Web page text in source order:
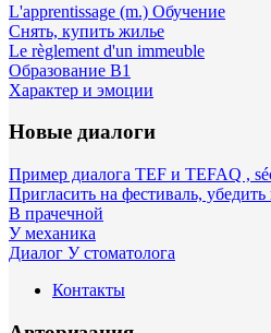
L'apprentissage (m.) Обучение
Снять, купить жилье
Le règlement d'un immeuble
Образование B1
Характер и эмоции
Новые диалоги
Пример диалога TEF и TEFAQ ,
Пригласить на фестиваль,
В прачечной
У механика
Диалог У стоматолога
Контакты